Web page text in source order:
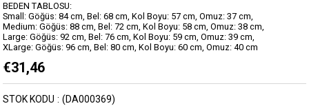
BEDEN TABLOSU:
Small: Göğüs: 84 cm, Bel: 68 cm, Kol Boyu: 57 cm, Omuz: 37 cm,
Medium: Göğüs: 88 cm, Bel: 72 cm, Kol Boyu: 58 cm, Omuz: 38 cm,
Large: Göğüs: 92 cm, Bel: 76 cm, Kol Boyu: 59 cm, Omuz: 39 cm,
XLarge: Göğüs: 96 cm, Bel: 80 cm, Kol Boyu: 60 cm, Omuz: 40 cm
€31,46
(DA000369)
STOK KODU